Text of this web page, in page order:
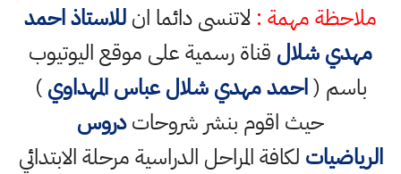
ملاحظة مهمة : لاتنسى دائما انللاستاذ احمد
مهدي شلال قناة رسمية على موقع اليوتيوب
باسم (احمد مهدي شلال عباس المهداوي)
حيث اقوم بنشر شروحاتدروس
الرياضيات لكافة المراحل الدراسية مرحلة الابتدائي